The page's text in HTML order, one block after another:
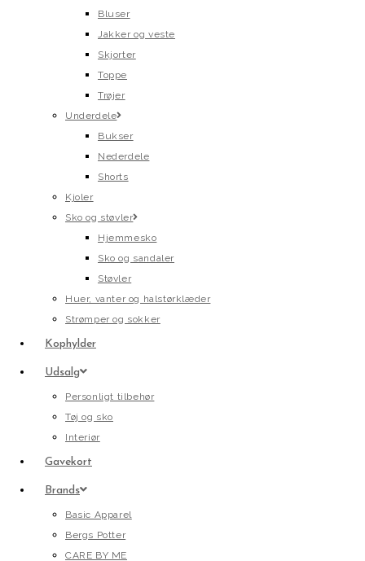
Bluser
Jakker og veste
Skjorter
Toppe
Trøjer
Underdele
Bukser
Nederdele
Shorts
Kjoler
Sko og støvler
Hjemmesko
Sko og sandaler
Støvler
Huer, vanter og halstørklæder
Strømper og sokker
Kophylder
Udsalg
Personligt tilbehør
Tøj og sko
Interiør
Gavekort
Brands
Basic Apparel
Bergs Potter
CARE BY ME